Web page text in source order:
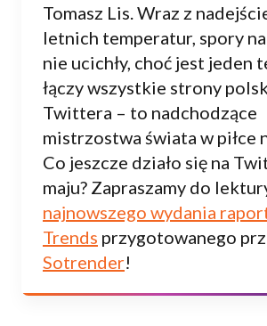
Tomasz Lis. Wraz z
letnich temperatur, spory
nie ucichły, choć jest jeden
łączy wszystkie strony
Twittera – to nadchodzące
mistrzostwa świata w piłce
Co jeszcze działo się na
maju? Zapraszamy do
najnowszego wydania
Trends przygotowanego
Sotrender!